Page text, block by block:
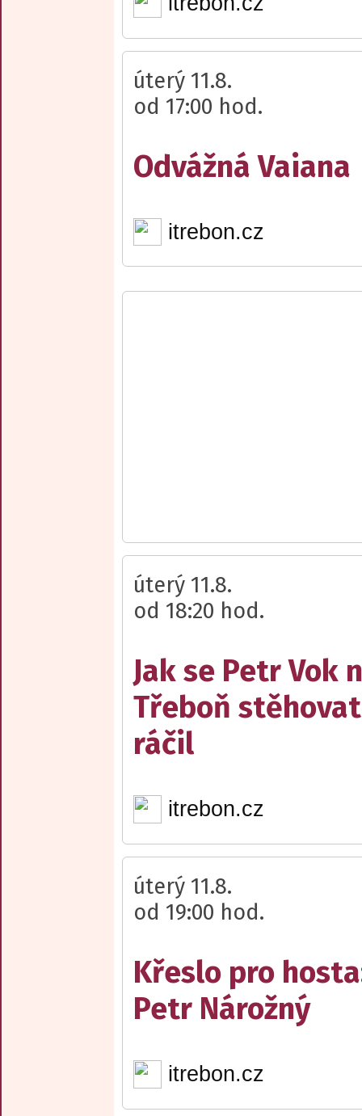
úterý 11.8.
od 17:00 hod.
Odvážná Vaiana
itrebon.cz
úterý 11.8.
od 18:20 hod.
Jak se Petr Vok
Třeboň
ráčil
itrebon.cz
úterý 11.8.
od 19:00 hod.
Křeslo pro
Petr Nárožný
itrebon.cz